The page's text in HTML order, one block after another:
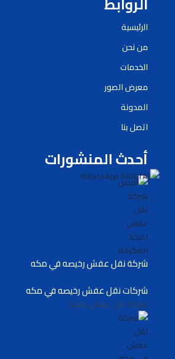
الرئيسية
من نحن
الخدمات
معرض الصور
المدونة
اتصل بنا
أحدث المنشورات
شركة نقل عفش رخيصه في مكه
شركات نقل عفش رخيصه في مكه
شركة نقل عفش بمكة